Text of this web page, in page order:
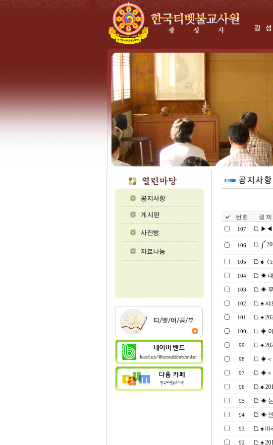
번호 글 제
107 ▶◀
106 ༼
105 ♠《
104 ◈ 대
103 ◈ 무
102 ♠ 샤
101 ♠
100 ◈ 아
99 ♠
98 ◈＜
97 ◈＜
96 ♠
95 ◈ 논
94 ◈ 인
93 ♠ 따
92 ♠